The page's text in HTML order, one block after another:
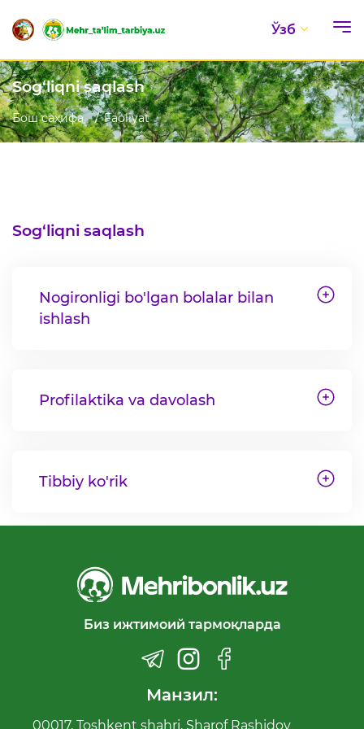
Ўзб
Sog‘liqni saqlash
Бош саҳифа Faoliyat
Sog‘liqni saqlash
Nogironligi bo'lgan bolalar bilan
ishlash
Profilaktika va davolash
Tibbiy ko'rik
Биз ижтимоий тармоқларда
Манзил:
00017, Toshkent shahri, Sharof Rashidov